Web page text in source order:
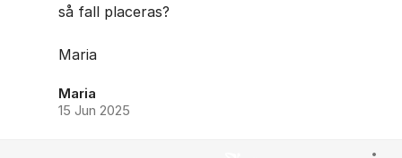
så fall placeras?
Maria
Maria
15 Jun 2025